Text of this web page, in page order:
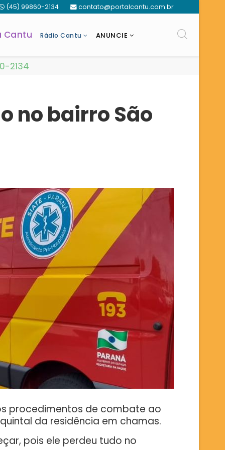
(45) 99860-2134 contato@portalcantu.com.br
Cantu Rádio Cantu ANUNCIE
2134
no bairro São
procedimentos de combate ao
da residência em chamas.
pois ele perdeu tudo no